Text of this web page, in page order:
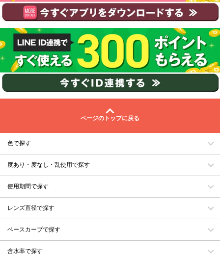
ページのトップに戻る
色で探す
度あり・度なし・乱使用で探す
使用期間で探す
レンズ直径で探す
ベースカーブで探す
含水率で探す